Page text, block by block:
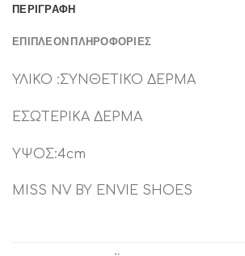
ΠΕΡΙΓΡΑΦΉ
ΕΠΙΠΛΈΟΝ ΠΛΗΡΟΦΟΡΊΕΣ
ΥΛΙΚΟ :ΣΥΝΘΕΤΙΚΟ ΔΕΡΜΑ
ΕΣΩΤΕΡΙΚΑ ΔΕΡΜΑ
ΥΨΟΣ:4cm
MISS NV BY ENVIE SHOES